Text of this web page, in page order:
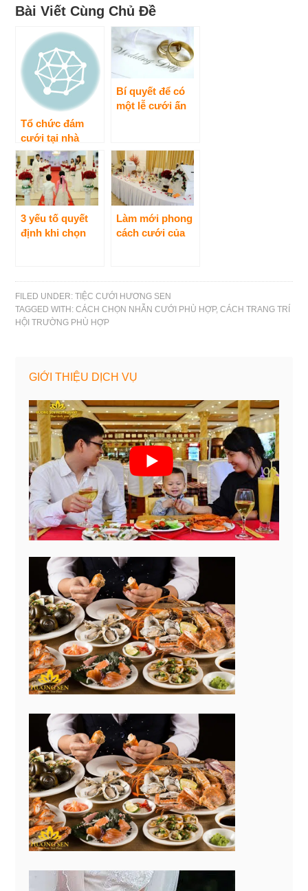
Bài Viết Cùng Chủ Đề
Tổ chức đám
cưới tại nhà
hàng Hương
Sen
Bí quyết để có
một lễ cưới ấn
3 yếu tố quyết
định khi chọn
Làm mới phong
cách cưới của
FILED UNDER:TIỆC CƯỚI HƯƠNG SEN
TAGGED WITH:CÁCH CHỌN NHẪN CƯỚI PHÙ HỢP,CÁCH TRANG TRÍ
HỘI TRƯỜNG PHÙ HỢP
GIỚI THIỆU DỊCH VỤ